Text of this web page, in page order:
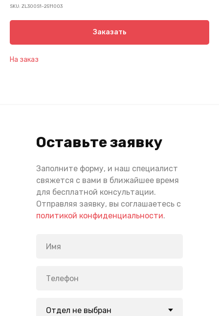
SKU: ZL300S1-2511003
Заказать
На заказ
Оставьте заявку
Заполните форму, и наш специалист
свяжется с вами в ближайшее время
для бесплатной консультации.
Отправляя заявку, вы соглашаетесь с
политикой конфиденциальности.